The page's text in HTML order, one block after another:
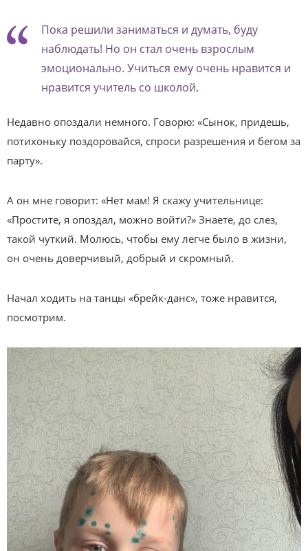
Пока решили заниматься и думать, буду
наблюдать! Но он стал очень взрослым
эмоционально. Учиться ему очень нравится и
нравится учитель со школой.
Недавно опоздали немного. Говорю: «Сынок, придешь,
потихоньку поздоровайся, спроси разрешения и бегом за
парту».
А он мне говорит: «Нет мам! Я скажу учительнице:
«Простите, я опоздал, можно войти?» Знаете, до слез,
такой чуткий. Молюсь, чтобы ему легче было в жизни,
он очень доверчивый, добрый и скромный.
Начал ходить на танцы «брейк-данс», тоже нравится,
посмотрим.